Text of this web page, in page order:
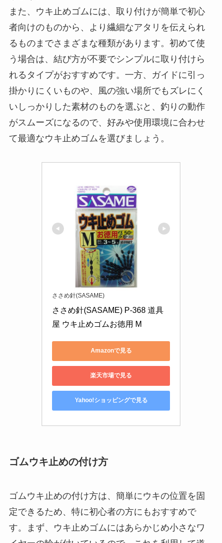
ウキ止めゴムを選ぶ際は、まず自分のリールの糸
の太さ（号数）に適合したサイズを選ぶことが大
切です。ウキ止めゴムは糸の太さに合ったものを
使わないと、しっかりと固定できなかったり、逆
に糸に負担をかけて切れやすくなったりする可能
性があります。通常、パッケージに対応する糸の
号数が記載されているため、それを目安に選びま
しょう。
また、ウキ止めゴムには、取り付けが簡単で初心
るものまでさまざまな種類があります。初めて使
れるタイプがおすすめです。一方、ガイドに引っ
掛かりにくいものや、風の強い場所でもズレにく
いしっかりした素材のものを選ぶと、釣りの動作
がスムーズになるので、好みや使用環境に合わせ
て最適なウキ止めゴムを選びましょう。
楽天市場で見る
Yahoo!ショッピングで見る